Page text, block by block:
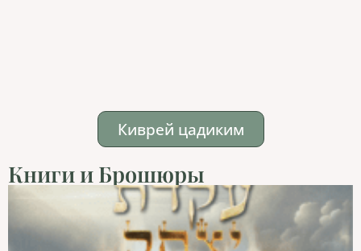
Киврей цадиким
Книги и Брошюры